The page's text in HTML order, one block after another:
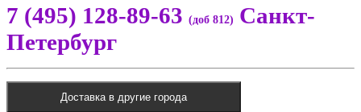
7 (495) 128-89-63 (доб 812) Санкт-
Петербург
Доставка в другие города